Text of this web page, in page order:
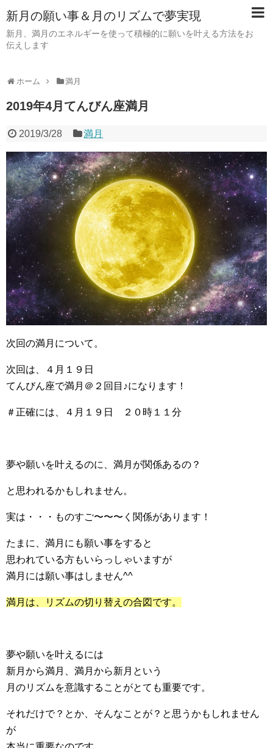
新月の願い事＆月のリズムで夢実現
新月、満月のエネルギーを使って積極的に願いを叶える方法をお
伝えします
ホーム 満月
2019年4月てんびん座満月
2019/3/28 満月
次回の満月について。
次回は、４月１９日
てんびん座で満月＠２回目♪になります！
＃正確には、４月１９日 ２０時１１分
夢や願いを叶えるのに、満月が関係あるの？
と思われるかもしれません。
実は・・・ものすご〜〜〜く関係があります！
たまに、満月にも願い事をすると
思われている方もいらっしゃいますが
満月には願い事はしません^^
満月は、リズムの切り替えの合図です。
夢や願いを叶えるには
新月から満月、満月から新月という
月のリズムを意識することがとても重要です。
それだけで？とか、そんなことが？と思うかもしれません
が